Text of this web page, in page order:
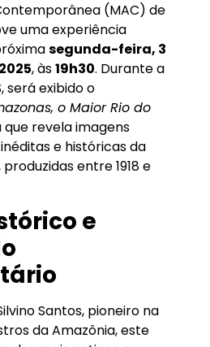
(MAC) de
uma experiência
segunda-feira, 3
, às19h30. Durante a
será exibido o
o Maior Rio do
que revela imagens
e históricas da
entre 1918 e
e
Santos, pioneiro na
da Amazônia, este